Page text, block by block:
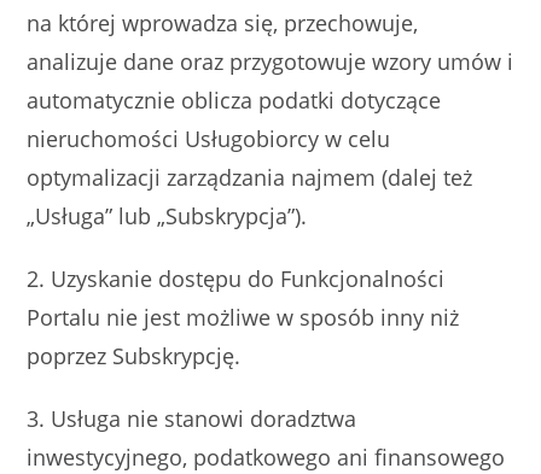
na której wprowadza się, przechowuje,
analizuje dane oraz przygotowuje wzory umów i
automatycznie oblicza podatki dotyczące
nieruchomości Usługobiorcy w celu
optymalizacji zarządzania najmem (dalej też
„Usługa” lub „Subskrypcja”).
2. Uzyskanie dostępu do Funkcjonalności
Portalu nie jest możliwe w sposób inny niż
poprzez Subskrypcję.
3. Usługa nie stanowi doradztwa
inwestycyjnego, podatkowego ani finansowego